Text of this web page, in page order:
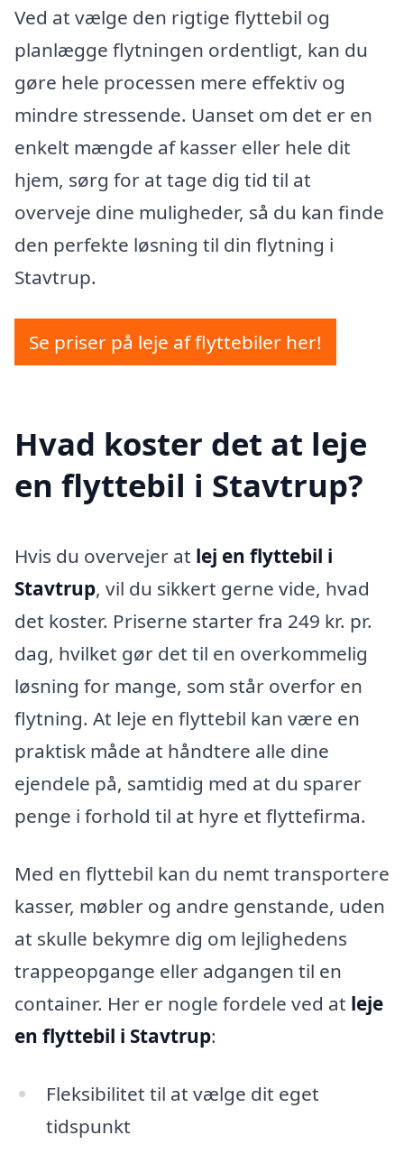
Ved at vælge den rigtige flyttebil og
planlægge flytningen ordentligt, kan du
gøre hele processen mere effektiv og
mindre stressende. Uanset om det er en
enkelt mængde af kasser eller hele dit
hjem, sørg for at tage dig tid til at
overveje dine muligheder, så du kan finde
den perfekte løsning til din flytning i
Stavtrup.
Se priser på leje af flyttebiler her!
Hvad koster det at leje
en flyttebil i Stavtrup?
Hvis du overvejer at lej en flyttebil i
Stavtrup, vil du sikkert gerne vide, hvad
det koster. Priserne starter fra 249 kr. pr.
dag, hvilket gør det til en overkommelig
løsning for mange, som står overfor en
flytning. At leje en flyttebil kan være en
praktisk måde at håndtere alle dine
ejendele på, samtidig med at du sparer
penge i forhold til at hyre et flyttefirma.
Med en flyttebil kan du nemt transportere
kasser, møbler og andre genstande, uden
at skulle bekymre dig om lejlighedens
trappeopgange eller adgangen til en
container. Her er nogle fordele ved at leje
en flyttebil i Stavtrup:
Fleksibilitet til at vælge dit eget
tidspunkt